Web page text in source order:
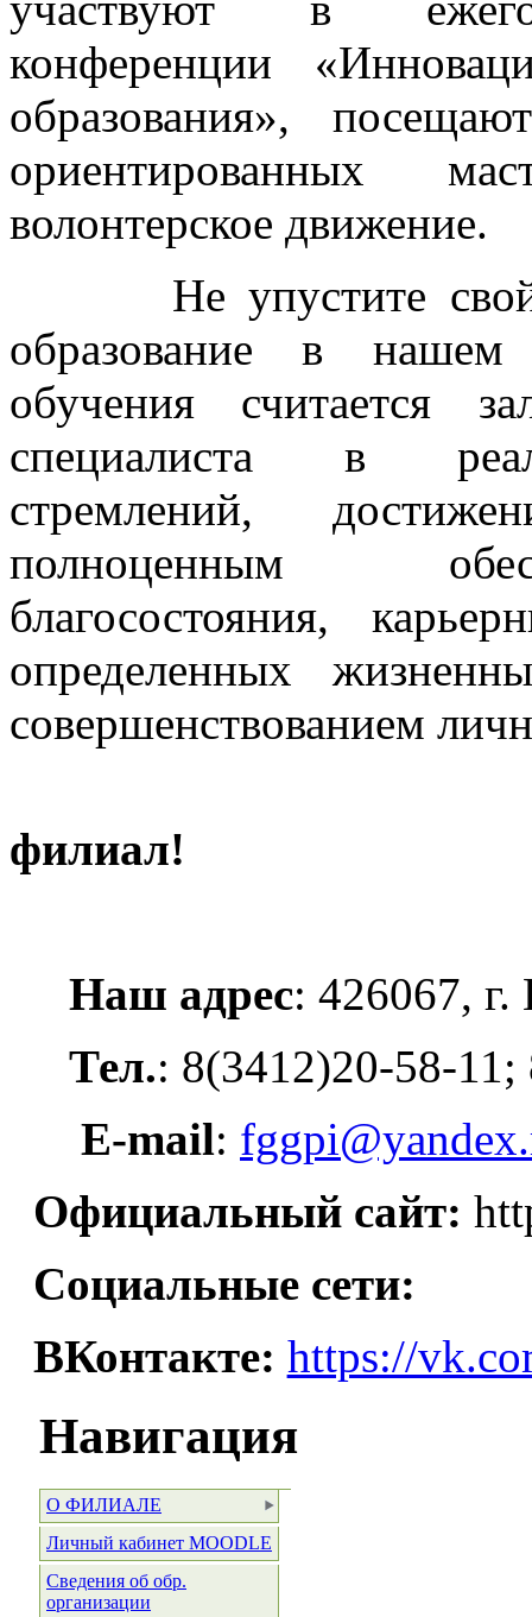
конференции
образования»,
ориентированных
волонтерское движение.
Не упустите свой
образование в
обучения считается
специалиста в
стремлений,
полноценным
благосостояния,
определенных
совершенствованием
филиал!
Наш адрес: 426067,
Тел.: 8(3412)20-58-
E-mail:
Официальный сайт:
Социальные сети:
ВКонтакте: https://
Навигация
О ФИЛИАЛЕ
Личный кабинет MOODLE
Сведения об обр.
организации